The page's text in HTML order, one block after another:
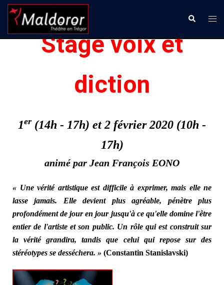
Aller
contenu
Stage voix et
diction
1er (14h - 17h) et 2 février 2020 (10h -
17h)
animé par Jean François EONO
« Une vérité artistique est difficile à exprimer, mais elle ne
lasse jamais. Elle devient plus agréable, pénètre plus
profondément de jour en jour jusqu'à ce qu'elle domine l'être
entier de l'artiste et son public. Un rôle qui est construit sur
la vérité grandira, tandis que celui qui repose sur des
stéréotypes se desséchera. » (Constantin Stanislavski)